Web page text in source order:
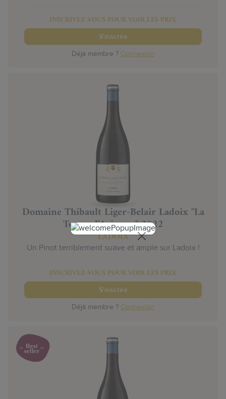
INSCRIVEZ-VOUS POUR VOIR LES PRIX
S'inscrire
Déjà membre ? Connexion
Domaine Thibault Liger-Belair Ladoix "La
Toppe d'Avignon" 2022
LADOIX
Un Pinot terriblement suave et ample sur Ladoix !
INSCRIVEZ-VOUS POUR VOIR LES PRIX
S'inscrire
Déjà membre ? Connexion